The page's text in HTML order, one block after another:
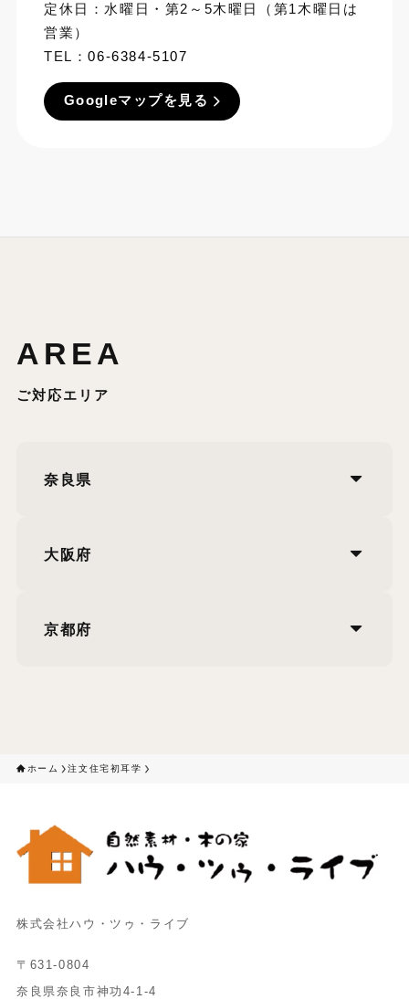
定休日：水曜日・第2～5木曜日（第1木曜日は
営業）
TEL：06-6384-5107
Googleマップを見る
AREA
ご対応エリア
奈良県
大阪府
京都府
ホーム 注文住宅初耳学
株式会社ハウ・ツゥ・ライブ
〒631-0804
奈良県奈良市神功4-1-4